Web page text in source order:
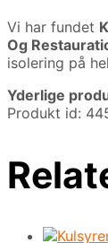
Vi har fundet
Og
isolering på
Yderlige
Produkt id: